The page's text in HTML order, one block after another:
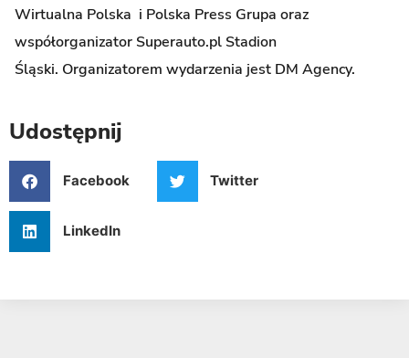
Wirtualna Polska i Polska Press Grupa oraz
współorganizator Superauto.pl Stadion
Śląski. Organizatorem wydarzenia jest DM Agency.
Udostępnij
Facebook Twitter
LinkedIn